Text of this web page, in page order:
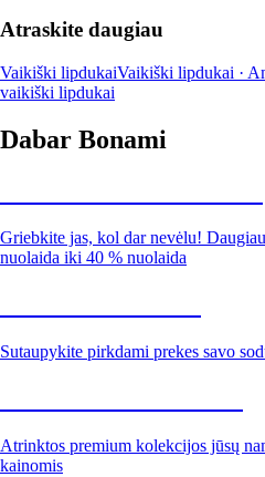
Atraskite daugiau
Vaikiški lipdukaiVaikiški lipdukai ·
vaikiški lipdukai
Dabar Bonami
Griebkite jas, kol dar nevėlu!
nuolaida iki 40 % nuolaida
Sutaupykite pirkdami prekes savo
Atrinktos premium kolekcijos jūsų
kainomis